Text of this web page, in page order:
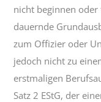
nicht beginnen
dauernde
zum Offizier oder
jedoch nicht zu
erstmaligen
Satz 2 EStG, der